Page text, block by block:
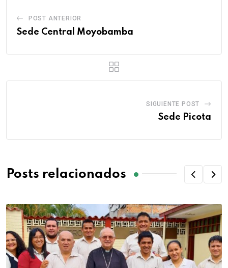
POST ANTERIOR
Sede Central Moyobamba
SIGUIENTE POST
Sede Picota
Posts relacionados